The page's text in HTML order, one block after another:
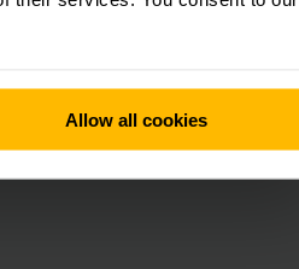
Allow all cookies